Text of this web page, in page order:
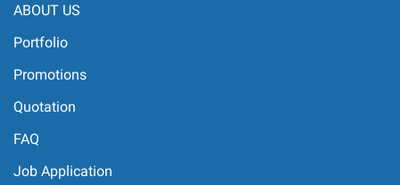
ABOUT US
Portfolio
Promotions
Quotation
FAQ
Job Application